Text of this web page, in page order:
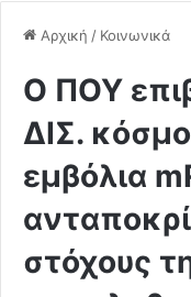
Αρχική / Κοινωνικά
Ο ΠΟΥ
ΔΙΣ.
εμβόλια
στόχους